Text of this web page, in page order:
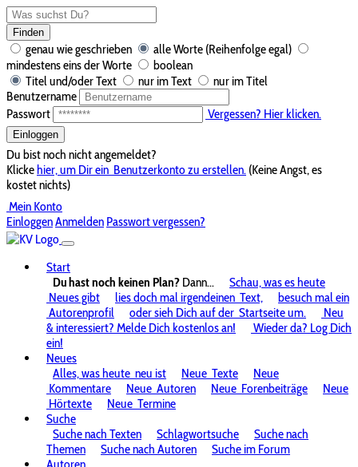
Finden
genau wie geschrieben
alle Worte (Reihenfolge egal)
mindestens eins der Worte
boolean
Titel und/oder Text
nur im Text
nur im Titel
Benutzername
Passwort
Vergessen? Hier klicken.
Einloggen
Du bist noch nicht angemeldet?
Klickehier, um Dir ein Benutzerkonto zu erstellen. (Keine Angst, es
kostet nichts)
Mein Konto
EinloggenAnmelden Passwort vergessen?
Start
Du hast noch keinen Plan? Dann...
Schau, was es heute
Neues gibt
lies doch mal irgendeinen Text,
besuch mal ein
Autorenprofil
oder sieh Dich auf der Startseite um.
Neu
& interessiert? Melde Dich kostenlos an!
Wieder da? Log Dich
ein!
Neues
Alles, was heute neu ist Neue Texte
Neue
Kommentare
Neue Autoren Neue Forenbeiträge
Neue
Hörtexte
Neue Termine
Suche
Suche nach Texten
Schlagwortsuche
Suche nach
Themen
Suche nach Autoren
Suche im Forum